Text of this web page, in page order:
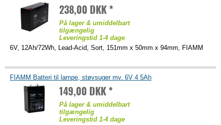
238,00 DKK *
På lager & umiddelbart
tilgængelig
Leveringstid 1-4 dage
6V, 12Ah/72Wh, Lead-Acid, Sort, 151mm x 50mm x 94mm, FIAMM
FIAMM Batteri til lampe, støvsuger mv. 6V 4 5Ah
149,00 DKK *
På lager & umiddelbart
tilgængelig
Leveringstid 1-4 dage